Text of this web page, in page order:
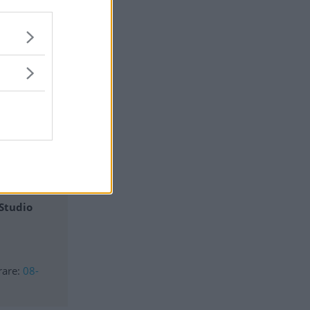
höger
08-